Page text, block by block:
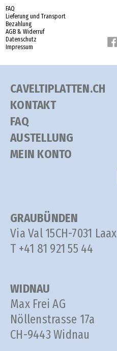
FAQ
Lieferung und Transport
Bezahlung
AGB & Widerruf
Datenschutz
Impressum
CAVELTIPLATTEN.CH
KONTAKT
FAQ
AUSTELLUNG
MEIN KONTO
GRAUBÜNDEN
Via Val 15CH-7031 Laax
T +41 81 921 55 44
WIDNAU
Max Frei AG
Nöllenstrasse 17a
CH-9443 Widnau